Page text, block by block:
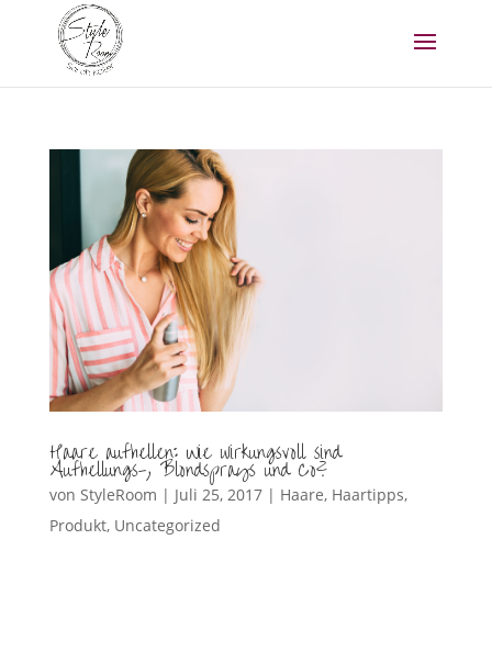
Haare aufhellen: Wie wirkungsvoll sind
Aufhellungs-, Blondsprays und Co?
von StyleRoom | Juli 25, 2017| Haare, Haartipps,
Produkt, Uncategorized